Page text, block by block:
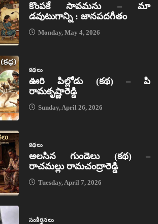
కొంపకే సావమను – మా
డవుటుగాన్ని : జానపదగీతం
Monday, May 4, 2026
కథలు
ఊరి పిల్లోడు (కథ) – పి
రామకృష్ణారెడ్డి
Sunday, April 26, 2026
కథలు
అలసిన గుండెలు (కథ) –
రాచమల్లు రామచంద్రారెడ్డి
Tuesday, April 7, 2026
సంకీర్తనలు